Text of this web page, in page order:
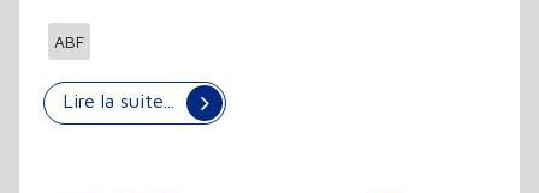
ABF
Lire la suite...